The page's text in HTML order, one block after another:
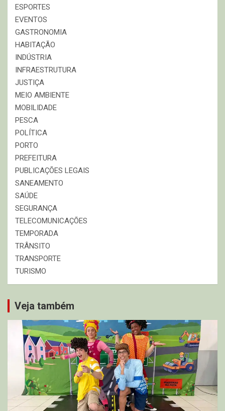
ESPORTES
EVENTOS
GASTRONOMIA
HABITAÇÃO
INDÚSTRIA
INFRAESTRUTURA
JUSTIÇA
MEIO AMBIENTE
MOBILIDADE
PESCA
POLÍTICA
PORTO
PREFEITURA
PUBLICAÇÕES LEGAIS
SANEAMENTO
SAÚDE
SEGURANÇA
TELECOMUNICAÇÕES
TEMPORADA
TRÂNSITO
TRANSPORTE
TURISMO
Veja também